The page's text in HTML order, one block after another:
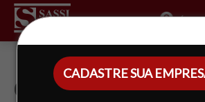
CADASTRE SUA
ÁREA
CASA À VENDA EM